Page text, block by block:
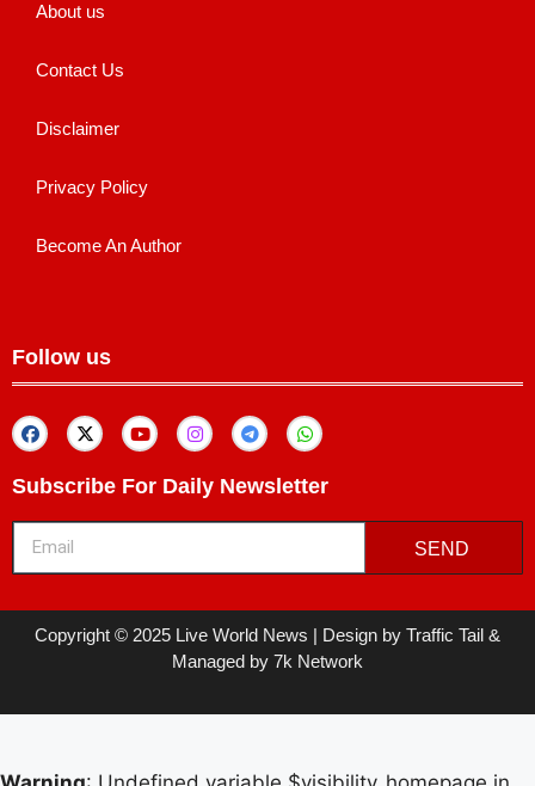
About us
Contact Us
Disclaimer
Privacy Policy
Become An Author
Follow us
Subscribe For Daily Newsletter
SEND
Copyright © 2025 Live World News | Design by Traffic Tail &
Managed by 7k Network